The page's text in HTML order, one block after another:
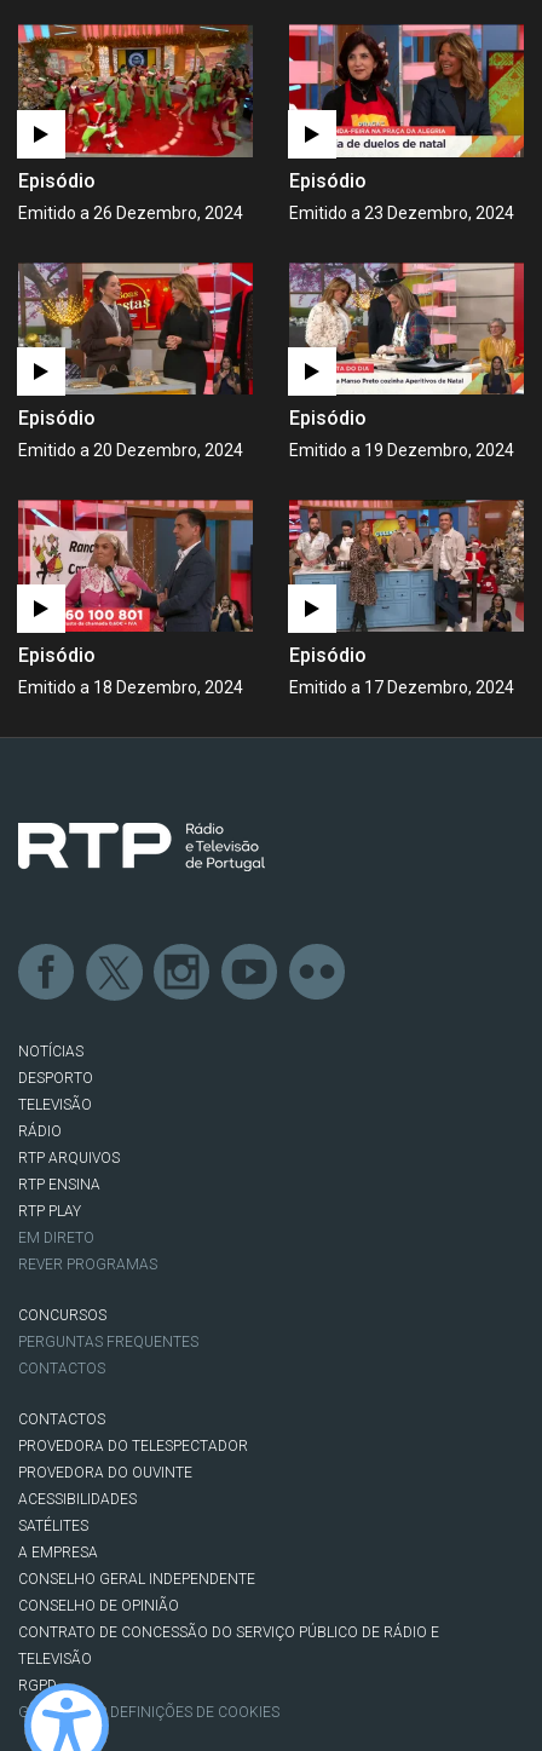
Episódio
Emitido a 26 Dezembro, 2024
Episódio
Emitido a 23 Dezembro, 2024
Episódio
Emitido a 20 Dezembro, 2024
Episódio
Emitido a 19 Dezembro, 2024
Episódio
Emitido a 18 Dezembro, 2024
Episódio
Emitido a 17 Dezembro, 2024
NOTÍCIAS
DESPORTO
TELEVISÃO
RÁDIO
RTP ARQUIVOS
RTP ENSINA
RTP PLAY
EM DIRETO
REVER PROGRAMAS
CONCURSOS
PERGUNTAS FREQUENTES
CONTACTOS
CONTACTOS
PROVEDORA DO TELESPECTADOR
PROVEDORA DO OUVINTE
ACESSIBILIDADES
SATÉLITES
A EMPRESA
CONSELHO GERAL INDEPENDENTE
CONSELHO DE OPINIÃO
CONTRATO DE CONCESSÃO DO SERVIÇO PÚBLICO DE RÁDIO E
TELEVISÃO
RGPD
GESTÃO DAS DEFINIÇÕES DE COOKIES